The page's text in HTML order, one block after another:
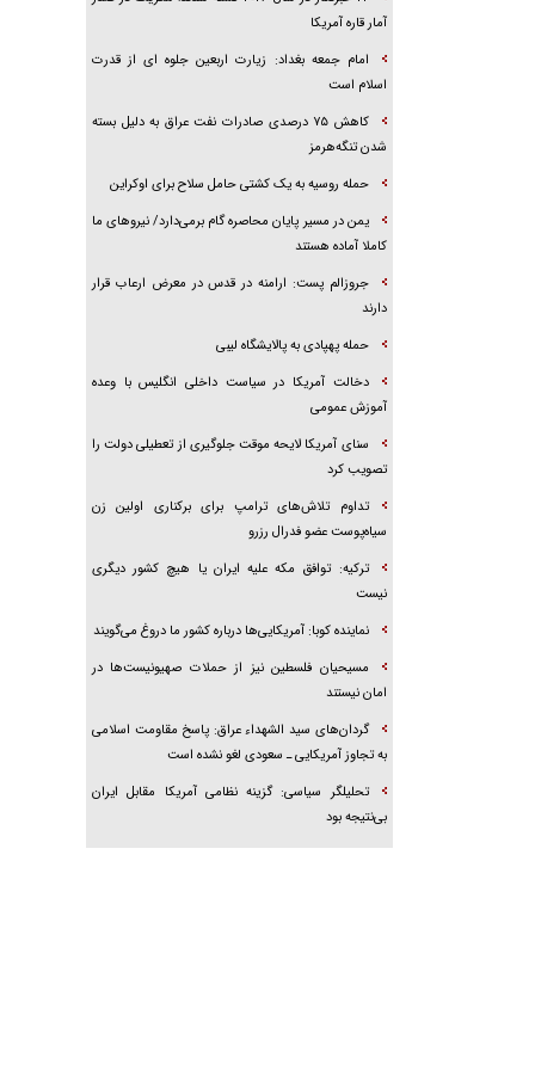
آمار قاره آمریکا
امام جمعه بغداد: زیارت اربعین جلوه ای از قدرت
اسلام است
کاهش ۷۵ درصدی صادرات نفت عراق به دلیل بسته
شدن تنگه‌هرمز
حمله روسیه به یک کشتی حامل سلاح برای اوکراین
یمن در مسیر پایان محاصره گام برمی‌دارد/ نیرو‌های ما
کاملا آماده هستند
جروزالم پست: ارامنه در قدس در معرض ارعاب قرار
دارند
حمله پهپادی به پالایشگاه لیبی
دخالت آمریکا در سیاست داخلی انگلیس با وعده
آموزش عمومی
سنای آمریکا لایحه موقت جلوگیری از تعطیلی دولت را
تصویب کرد
تداوم تلاش‌های ترامپ برای برکناری اولین زن
سیاه‌پوست عضو فدرال رزرو
ترکیه: توافق مکه علیه ایران یا هیچ کشور دیگری
نیست
نماینده کوبا: آمریکایی‌ها درباره کشور ما دروغ می‌گویند
مسیحیان فلسطین نیز از حملات صهیونیست‌ها در
امان نیستند
گردان‌های سید الشهداء عراق: پاسخ مقاومت اسلامی
به تجاوز آمریکایی ـ سعودی لغو نشده است
تحلیلگر سیاسی: گزینه نظامی آمریکا مقابل ایران
بی‌نتیجه بود